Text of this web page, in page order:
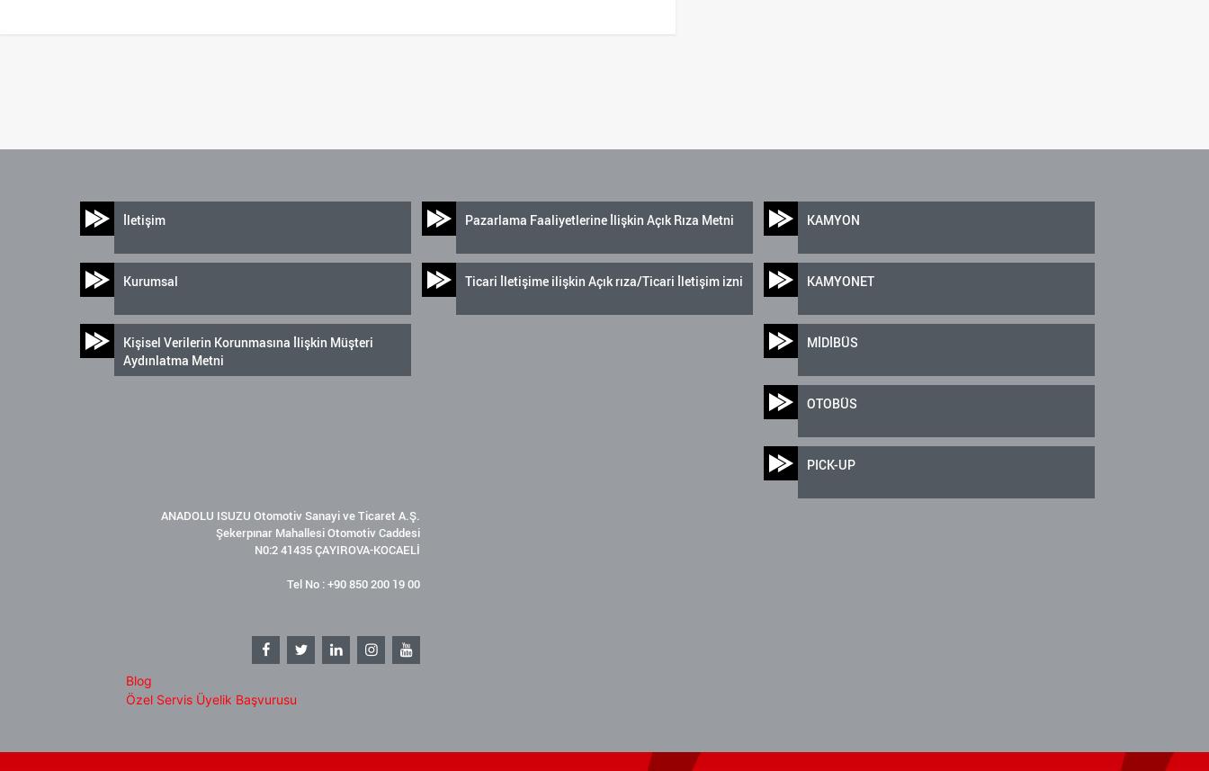
İletişim
Kurumsal
Kişisel Verilerin Korunmasına İlişkin Müşteri
Aydınlatma Metni
Pazarlama Faaliyetlerine İlişkin Açık Rıza Metni
Ticari İletişime ilişkin Açık rıza/Ticari İletişim izni
KAMYON
KAMYONET
MİDİBÜS
OTOBÜS
PICK-UP
ANADOLU ISUZU Otomotiv Sanayi ve Ticaret A.Ş.
Şekerpınar Mahallesi Otomotiv Caddesi
N0:2 41435 ÇAYIROVA-KOCAELİ
Tel No : +90 850 200 19 00
Blog
Özel Servis Üyelik Başvurusu